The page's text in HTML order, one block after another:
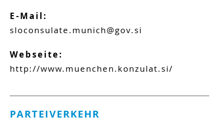
E-Mail:
sloconsulate.munich@gov.si
Webseite:
http://www.muenchen.konzulat.si/
PARTEIVERKEHR